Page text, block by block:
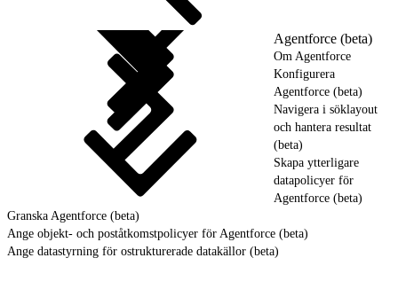
Agentforce (beta)
Om Agentforce
Konfigurera
Agentforce (beta)
Navigera i söklayout
och hantera resultat
(beta)
Skapa ytterligare
datapolicyer för
Agentforce (beta)
Granska Agentforce (beta)
Ange objekt- och poståtkomstpolicyer för Agentforce (beta)
Ange datastyrning för ostrukturerade datakällor (beta)